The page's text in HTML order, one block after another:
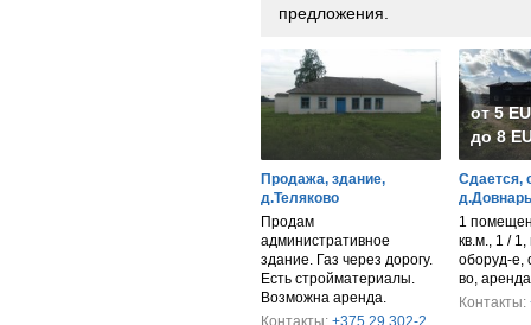
предложения.
Продажа, здание,
д.Теляково
Продам
административное
здание. Газ через дорогу.
Есть стройматериалы.
Возможна аренда.
Контакты: +375 29 302-2...
от 5
до 8
Сдается,
1
кв.м., 1 / 1,
оборуд-е,
во, аренда
Контакты: